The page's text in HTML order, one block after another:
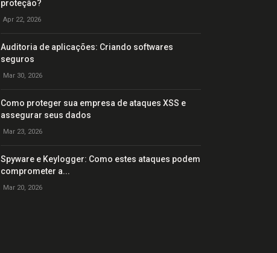
proteção?
Apr 22, 2026
Auditoria de aplicações: Criando softwares
seguros
Mar 30, 2026
Como proteger sua empresa de ataques XSS e
assegurar seus dados
Mar 23, 2026
Spyware e Keylogger: Como estes ataques podem
comprometer a...
Mar 20, 2026